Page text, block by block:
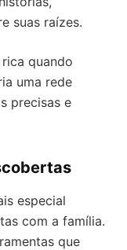
suas raízes.
quando
uma rede
precisas e
especial
com a família.
que